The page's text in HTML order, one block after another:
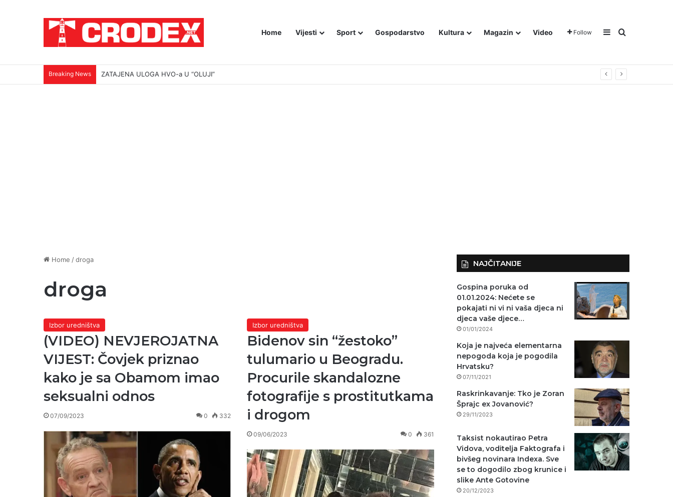
Home Vijesti Sport Gospodarstvo Kultura Magazin Video Follow Sidebar
Traži
Breaking News ZATAJENA ULOGA HVO-a U “OLUJI”
Home /droga
droga
Izbor uredništva
(VIDEO) NEVJEROJATNA
VIJEST: Čovjek priznao
kako je sa Obamom imao
seksualni odnos
07/09/2023 0 332
Izbor uredništva
Bidenov sin “žestoko”
tulumario u Beogradu.
Procurile skandalozne
fotografije s prostitutkama
i drogom
09/06/2023 0 361
NAJČITANIJE
Gospina poruka od
01.01.2024: Nećete se
pokajati ni vi ni vaša djeca ni
djeca vaše djece…
01/01/2024
Koja je najveća elementarna
nepogoda koja je pogodila
Hrvatsku?
07/11/2021
Raskrinkavanje: Tko je Zoran
Šprajc ex Jovanović?
29/11/2023
Taksist nokautirao Petra
Vidova, voditelja Faktografa i
bivšeg novinara Indexa. Sve
se to dogodilo zbog krunice i
slike Ante Gotovine
20/12/2023